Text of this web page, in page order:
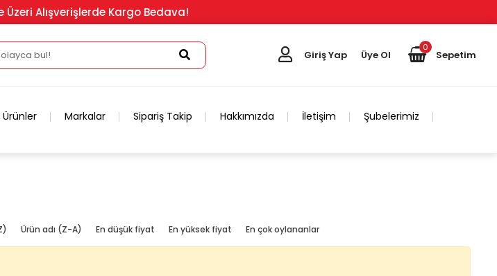
Üzeri Alışverişlerde Kargo Bedava!
Giriş Yap Üye Ol
0
Sepetim
Markalar Sipariş Takip Hakkımızda İletişim Şubelerimiz
Ürün adı (Z-A) En düşük fiyat En yüksek fiyat En çok oylananlar